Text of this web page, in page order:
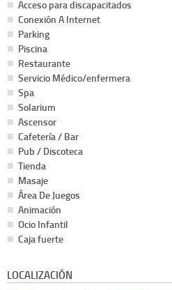
Acceso para discapacitados
Conexión A Internet
Parking
Piscina
Restaurante
Servicio Médico/enfermera
Spa
Solarium
Ascensor
Cafetería / Bar
Pub / Discoteca
Tienda
Masaje
Área De Juegos
Animación
Ocio Infantil
Caja fuerte
LOCALIZACIÓN